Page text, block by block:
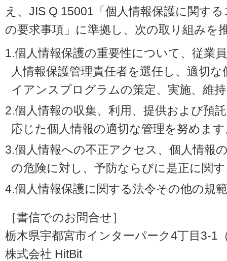
え、JIS Q 15001「個人情報保護に関す
の要求事項」に準拠し、次の取り組みを
1.個人情報保護の重要性について、従業
人情報保護管理責任者を選任し、適切
イアンスプログラムの策定、実施、維
2.個人情報の収集、利用、提供および預
応じた個人情報の適切な管理を努めま
3.個人情報への不正アクセス、個人情報
の危険に対し、予防ならびに是正に関
4.個人情報保護に関する法令その他の規
［書信でのお問合せ］
栃木県宇都宮市インターパーク4丁目3-1
株式会社 HitBit